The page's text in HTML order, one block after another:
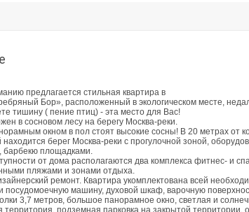
предлагается стильная квартира в
Бор», расположенный в экологическом месте,
тишину ( пение птиц) - эта место для Вас!
в сосновом лесу на берегу Москва-реки.
окном в пол стоят высокие сосны! В 20 метрах от
находится берег Москва-реки с прогулочной зоной,
барбекю площадками.
от дома располагаются два комплекса фитнес- и
пляжами и зонами отдыха.
ремонт. Квартира укомплектована всей
посудомоечную машину, духовой шкаф, варочную
3,7 метров, большое панорамное окно, светлая и